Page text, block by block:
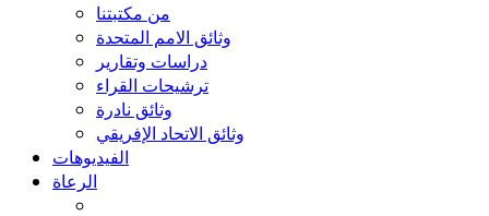
من مكتبتنا
وثائق الامم المتحدة
دراسات وتقارير
ترشيحات القراء
وثائق نادرة
وثائق الاتحاد الإفريقي
الفيديوهات
الرعاة